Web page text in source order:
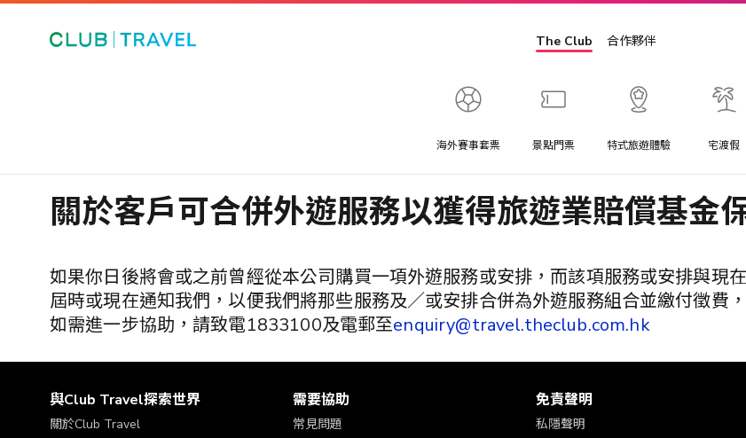
讓我們
從以下選
項中至少
選擇三個
The Club
的體驗。​
你可以隨
時在「會
人資料」
>「喜好設
定」中更
The Club 合作夥伴
海外賽事套票 景點門票 特式旅遊體驗 宅渡假
關於客戶可合併外遊服務以獲得旅遊業賠償基金
如果你日後將會或之前曾經從本公司購買一項外遊服務或安排，而該項服務或安排與現
屆時或現在通知我們，以便我們將那些服務及／或安排合併為外遊服務組合並繳付徵費
如需進一步協助，請致電1833100及電郵至enquiry@travel.theclub.com.hk
與Club Travel探索世界
關於Club Travel
需要協助
常見問題
免責聲明
私隱聲明